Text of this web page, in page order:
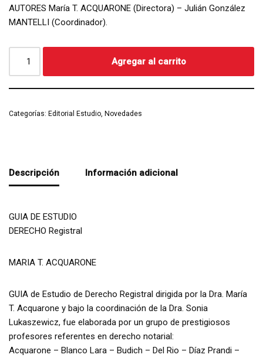
AUTORES María T. ACQUARONE (Directora) – Julián González
MANTELLI (Coordinador).
Agregar al carrito
Categorías: Editorial Estudio Novedades
Descripción Información adicional
GUIA DE ESTUDIO
DERECHO Registral
MARIA T. ACQUARONE
GUIA de Estudio de Derecho Registral dirigida por la Dra. María
T. Acquarone y bajo la coordinación de la Dra. Sonia
Lukaszewicz, fue elaborada por un grupo de prestigiosos
profesores referentes en derecho notarial:
Acquarone – Blanco Lara – Budich – Del Rio – Díaz Prandi –